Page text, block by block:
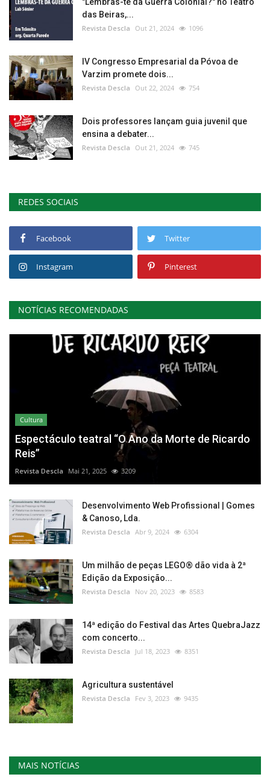
das Beiras,...
Revista Descla Out 21, 2024 1096
IV Congresso Empresarial da Póvoa de
Varzim promete dois...
Revista Descla Out 22, 2024 754
Dois professores lançam guia juvenil que
ensina a debater...
Revista Descla Out 21, 2024 745
REDES SOCIAIS
Facebook Twitter
Instagram Pinterest
NOTÍCIAS RECOMENDADAS
Cultura
Espectáculo teatral “O Ano da Morte de Ricardo
Reis”
Revista Descla Mai 21, 2025 3209
Desenvolvimento Web Profissional | Gomes
& Canoso, Lda.
Revista Descla Abr 9, 2024 6304
Um milhão de peças LEGO® dão vida à 2ª
Edição da Exposição...
Revista Descla Nov 20, 2023 8583
14ª edição do Festival das Artes QuebraJazz
com concerto...
Revista Descla Jul 18, 2023 8351
Agricultura sustentável
Revista Descla Fev 3, 2023 9435
MAIS NOTÍCIAS